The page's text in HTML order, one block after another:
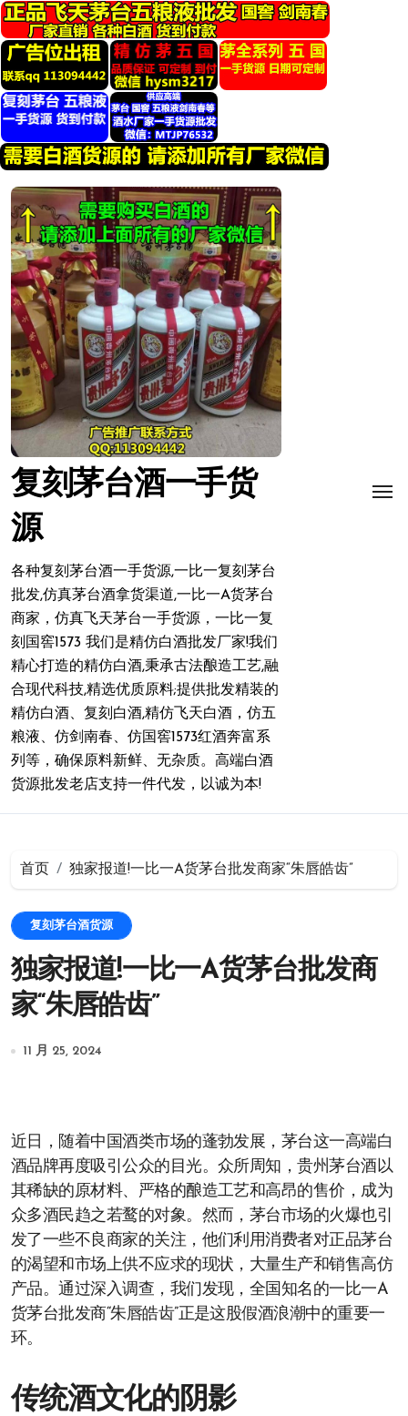
转
到
内
容
复刻茅台酒一手货
源
各种复刻茅台酒一手货源,一比一复刻茅台
批发,仿真茅台酒拿货渠道,一比一A货茅台
商家，仿真飞天茅台一手货源，一比一复
刻国窖1573 我们是精仿白酒批发厂家!我们
精心打造的精仿白酒,秉承古法酿造工艺,融
合现代科技,精选优质原料;提供批发精装的
精仿白酒、复刻白酒,精仿飞天白酒，仿五
粮液、仿剑南春、仿国窖1573红酒奔富系
列等，确保原料新鲜、无杂质。高端白酒
货源批发老店支持一件代发，以诚为本!
首页 独家报道!一比一A货茅台批发商家“朱唇皓齿”
复刻茅台酒货源
独家报道!一比一A货茅台批发商
家“朱唇皓齿”
11 月 25, 2024
近日，随着中国酒类市场的蓬勃发展，茅台这一高端白
酒品牌再度吸引公众的目光。众所周知，贵州茅台酒以
其稀缺的原材料、严格的酿造工艺和高昂的售价，成为
众多酒民趋之若鹜的对象。然而，茅台市场的火爆也引
发了一些不良商家的关注，他们利用消费者对正品茅台
的渴望和市场上供不应求的现状，大量生产和销售高仿
产品。通过深入调查，我们发现，全国知名的一比一A
货茅台批发商“朱唇皓齿”正是这股假酒浪潮中的重要一
环。
传统酒文化的阴影